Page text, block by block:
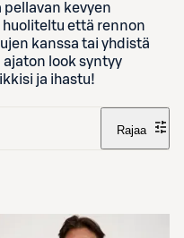
pellavan kevyen
huoliteltu että rennon
kanssa tai yhdistä
look syntyy
ja ihastu!
Rajaa